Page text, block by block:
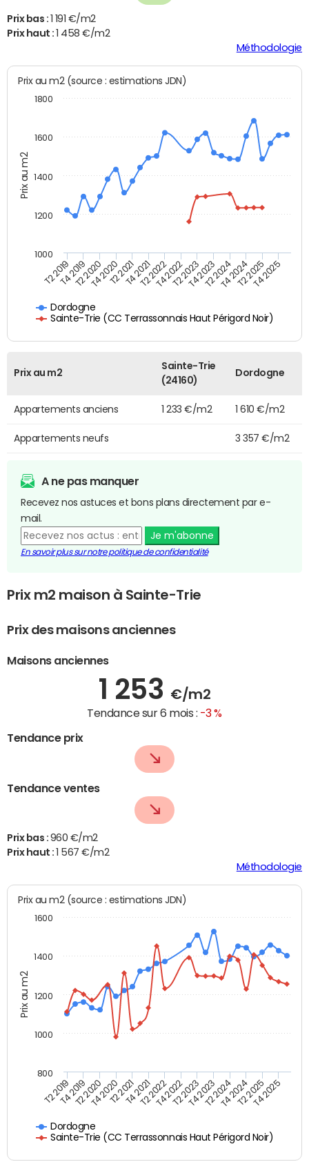
Prix bas : 1 191 €/m2
Prix haut :1 458 €/m2
Méthodologie
Prix au m2
Prix au m2 (source : estimations JDN)
Dordogne
Sainte-Trie (CC Terrassonnais Haut Périgord Noir)
T2 2019T4 2019T2 2020T4 2020T2 2021T4 2021T2 2022T4 2022T2 2023T4 2023T2 2024T4 2024T2 2025T4 2025
1000
1200
1400
1600
1800
Prix au m2
Sainte-Trie
(24160)
Dordogne
Appartements anciens 1 233 €/m2 1 610 €/m2
Appartements neufs 3 357 €/m2
A ne pas manquer
Recevez nos astuces et bons plans directement par e-
mail.
Je m'abonne
En savoir plus sur notre politique de confidentialité
Prix m2 maison à Sainte-Trie
Prix des maisons anciennes
Maisons anciennes
1 253 €/m2
Tendance sur 6 mois : -3 %
Tendance prix
Tendance ventes
Prix bas : 960 €/m2
Prix haut :
1 567 €/m2
Méthodologie
Prix au m2
Prix au m2 (source : estimations JDN)
Dordogne
Sainte-Trie (CC Terrassonnais Haut Périgord Noir)
T2 2019T4 2019T2 2020T4 2020T2 2021T4 2021T2 2022T4 2022T2 2023T4 2023T2 2024T4 2024T2 2025T4 2025
800
1000
1200
1400
1600